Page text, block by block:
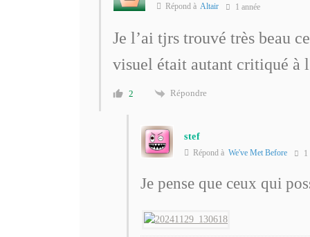
Répond à Altair 1 année
Je l’ai tjrs trouvé très beau
visuel était autant critiqué à
2 Répondre
stef
Répond à We've Met Before 1
Je pense que ceux qui